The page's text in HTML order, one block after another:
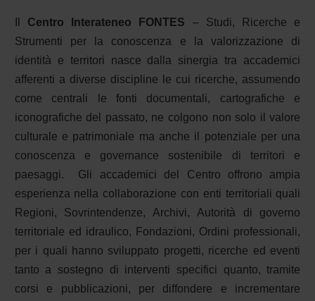
Centro Interateneo FONTES – Studi, Ricerche e
Strumenti per la conoscenza e la valorizzazione di
identità e territori nasce dalla sinergia tra accademici
afferenti a diverse discipline le cui ricerche, assumendo
come centrali le fonti documentali, cartografiche e
iconografiche del passato, ne colgono non solo il valore
culturale e patrimoniale ma anche il potenziale per una
conoscenza e governance sostenibile di territori e
paesaggi. Gli accademici del Centro offrono ampia
esperienza nella collaborazione con enti territoriali quali
Regioni, Sovrintendenze, Archivi, Autorità di governo
territoriale ed idraulico, Fondazioni, Ordini professionali,
per i quali hanno sviluppato progetti, ricerche ed eventi
tanto a sostegno di interventi specifici quanto, tramite
corsi e pubblicazioni, per diffondere e incrementare